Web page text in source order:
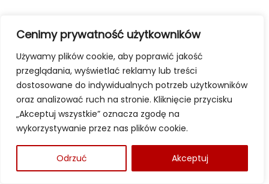
Cenimy prywatność użytkowników
Używamy plików cookie, aby poprawić jakość
przeglądania, wyświetlać reklamy lub treści
dostosowane do indywidualnych potrzeb użytkowników
oraz analizować ruch na stronie. Kliknięcie przycisku
„Akceptuj wszystkie” oznacza zgodę na
wykorzystywanie przez nas plików cookie.
Odrzuć Akceptuj